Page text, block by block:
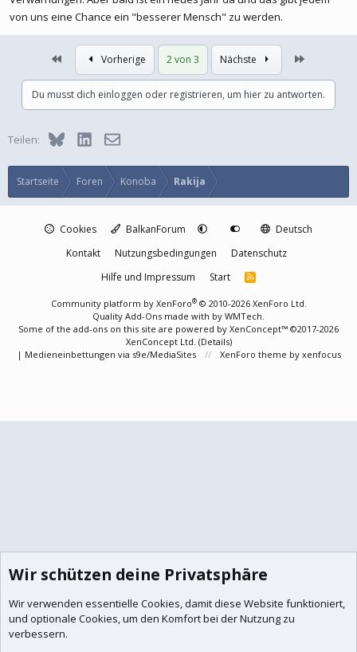
von uns eine Chance ein "besserer Mensch" zu werden.
Vorherige 2 von 3 Nächste
Du musst dich einloggen oder registrieren, um hier zu antworten.
Teilen: BlueskyLinkedInE-Mail
Startseite Foren Konoba Rakija
Cookies BalkanForum
Deutsch
Kontakt
Nutzungsbedingungen
Datenschutz
Hilfe und Impressum
Start
R
S
Community platform by XenForo® © 2010-2026 XenForo Ltd.
Quality Add-Ons made with by WMTech
Some of the add-ons on this site are powered by XenConcept™ ©2017-2026
XenConcept Ltd. (Details)
| Medieneinbettungen via s9e/MediaSites XenForo theme by xenfocus
Wir schützen deine Privatsphäre
Wir verwenden essentielle Cookies, damit diese Website funktioniert,
und optionale Cookies, um den Komfort bei der Nutzung zu
verbessern.